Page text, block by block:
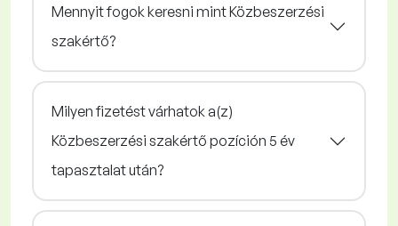
Mennyit fogok keresni mint Közbeszerzési
szakértő?
Milyen fizetést várhatok a(z)
Közbeszerzési szakértő pozíción 5 év
tapasztalat után?